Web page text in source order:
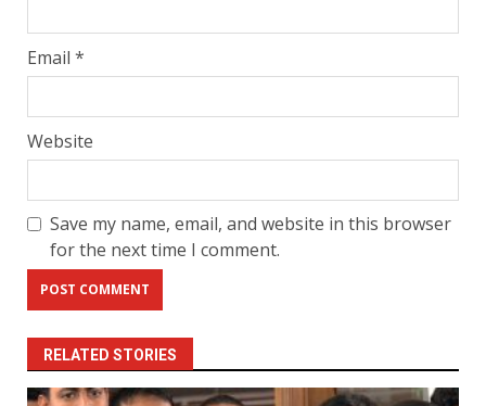
Email *
Website
Save my name, email, and website in this browser
for the next time I comment.
RELATED STORIES